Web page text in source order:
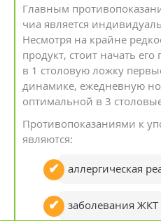
Главным
чиа является
Несмотря на крайне
продукт, стоит начать
в 1 столовую ложку
динамике, ежедневную
оптимальной в 3
Противопоказаниями к
являются:
аллергическая
заболевания ЖКТ